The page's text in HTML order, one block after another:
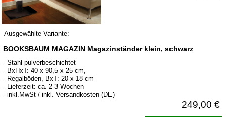
Ausgewählte Variante:
BOOKSBAUM MAGAZIN Magazinständer klein, schwarz
- Stahl pulverbeschichtet
- BxHxT: 40 x 90,5 x 25 cm,
- Regalböden, BxT: 20 x 18 cm
- Lieferzeit: ca. 2-3 Wochen
- inkl.MwSt / inkl. Versandkosten (DE)
249,00 €